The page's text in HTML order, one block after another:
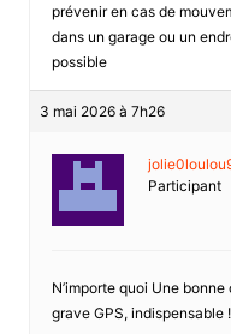
prévenir en cas de
dans un garage ou un
possible
3 mai 2026 à 7h26
Participant
N’importe quoi Une
grave GPS, indispensable